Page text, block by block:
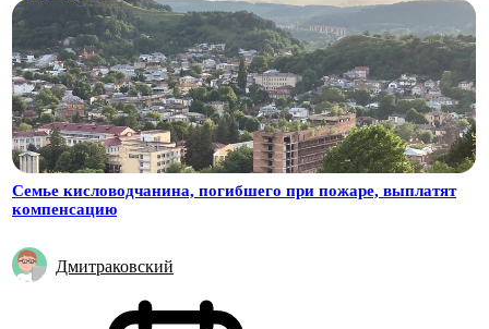
Семье кисловодчанина, погибшего при пожаре, выплатят
компенсацию
Дмитраковский